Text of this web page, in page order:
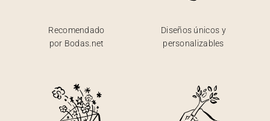
Recomendado
por Bodas.net
Diseños únicos y
personalizables